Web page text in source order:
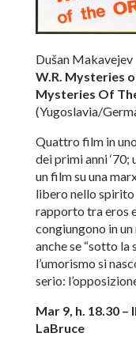
Dušan Makavejev
W.R. Mysteries
Mysteries Of
(Yugoslavia/
Quattro film in
dei primi anni
un film su una
libero nello spirito
rapporto tra eros
congiungono in
anche se “sotto
l’umorismo si
serio:
Mar 9, h. 18.30
LaBruce